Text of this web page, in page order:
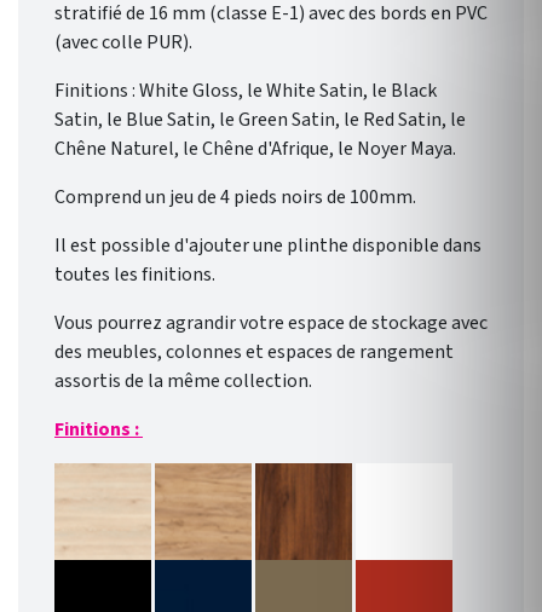
stratifié de 16 mm (classe E-1) avec des bords en PVC
(avec colle PUR).
Finitions : White Gloss, le White Satin, le Black
Satin, le Blue Satin, le Green Satin, le Red Satin, le
Chêne Naturel, le Chêne d'Afrique, le Noyer Maya.
Comprend un jeu de 4 pieds noirs de 100mm.
Il est possible d'ajouter une plinthe disponible dans
toutes les finitions.
Vous pourrez agrandir votre espace de stockage avec
des meubles, colonnes et espaces de rangement
assortis de la même collection.
Finitions :